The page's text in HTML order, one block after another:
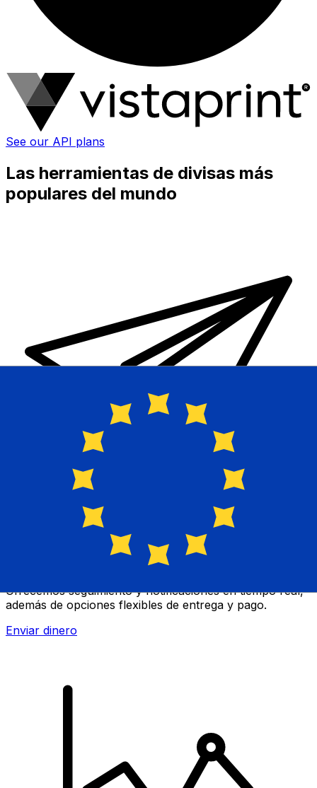
See our API plans
Las herramientas de divisas más
populares del mundo
Transferencias de dinero internacionales Xe
Ofrecemos seguimiento y notificaciones en tiempo real,
además de opciones flexibles de entrega y pago.
Enviar dinero